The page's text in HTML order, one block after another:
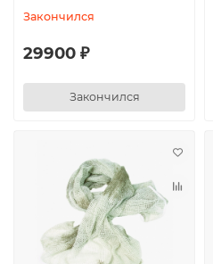
Закончился
29900 ₽
Закончился